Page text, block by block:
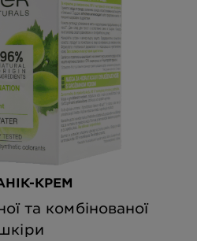
КРЕМ
та комбінованої